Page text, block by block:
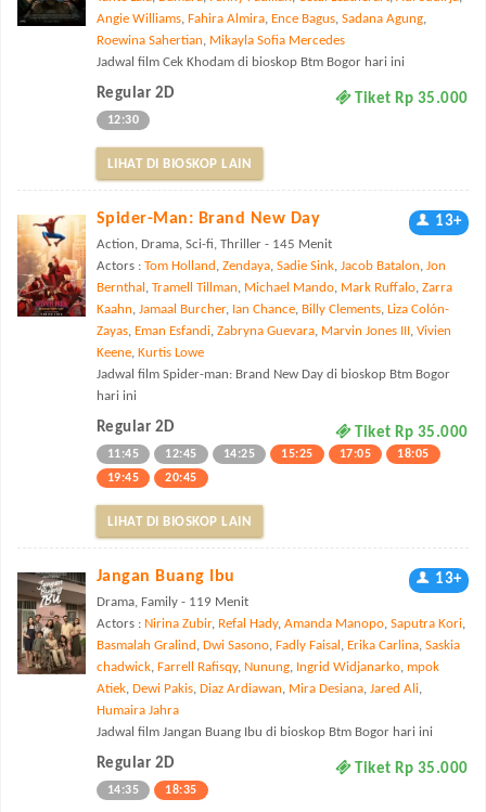
Angie Williams, Fahira Almira, Ence Bagus, Sadana Agung,
Roewina Sahertian, Mikayla Sofia Mercedes
Jadwal film Cek Khodam di bioskop Btm Bogor hari ini
Regular 2D Tiket Rp 35.000
12:30
LIHAT DI BIOSKOP LAIN
Spider-Man: Brand New Day 13+
Action, Drama, Sci-fi, Thriller - 145 Menit
Actors : Tom Holland , Zendaya, Sadie Sink, Jacob Batalon, Jon
Bernthal , Tramell Tillman, Michael Mando, Mark Ruffalo, Zarra
Kaahn, Jamaal Burcher, Ian Chance, Billy Clements, Liza Colón-
Zayas, Eman Esfandi, Zabryna Guevara, Marvin Jones III, Vivien
Keene, Kurtis Lowe
Jadwal film Spider-man: Brand New Day di bioskop Btm Bogor
hari ini
Regular 2D Tiket Rp 35.000
11:45 12:45 14:25 15:25 17:05
18:05
19:45
20:45
LIHAT DI BIOSKOP LAIN
Jangan Buang Ibu 13+
Drama, Family - 119 Menit
Actors : Nirina Zubir, Refal Hady, Amanda Manopo, Saputra Kori,
Basmalah Gralind , Dwi Sasono, Fadly Faisal , Erika Carlina, Saskia
chadwick, Farrell Rafisqy, Nunung, Ingrid Widjanarko, mpok
Atiek, Dewi Pakis, Diaz Ardiawan, Mira Desiana, Jared Ali,
Humaira Jahra
Jadwal film Jangan Buang Ibu di bioskop Btm Bogor hari ini
Regular 2D Tiket Rp 35.000
14:35 18:35